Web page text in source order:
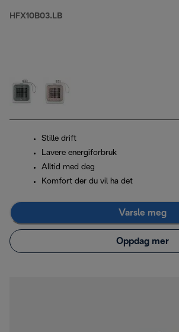
HFX10B03.LB
Stille drift
Lavere energiforbruk
Alltid med deg
Komfort der du vil ha det
Varsle meg
Oppdag mer